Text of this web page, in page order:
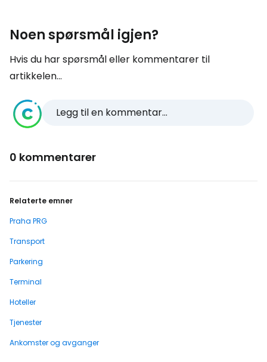
Noen spørsmål igjen?
Hvis du har spørsmål eller kommentarer til
artikkelen...
Legg til en kommentar...
0 kommentarer
Relaterte emner
Praha PRG
Transport
Parkering
Terminal
Hoteller
Tjenester
Ankomster og avganger